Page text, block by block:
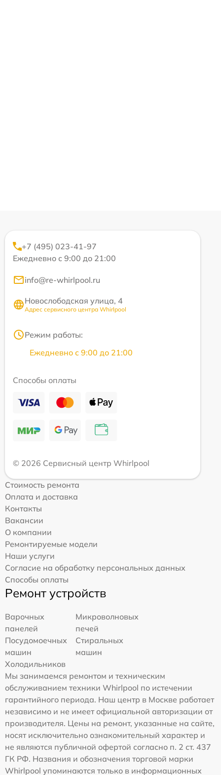
+7 (495) 023-41-97
Ежедневно с 9:00 до 21:00
info@re-whirlpool.ru
Новослободская улица, 4
Адрес сервисного центра Whirlpool
Режим работы:
Ежедневно с 9:00 до 21:00
Способы оплаты
© 2026 Сервисный центр Whirlpool
Стоимость ремонта
Оплата и доставка
Контакты
Вакансии
О компании
Ремонтируемые модели
Наши услуги
Согласие на обработку персональных данных
Способы оплаты
Ремонт устройств
Варочных
панелей
Микроволновых
печей
Посудомоечных
машин
Стиральных
машин
Холодильников
Мы занимаемся ремонтом и техническим
обслуживанием техники Whirlpool по истечении
гарантийного периода. Наш центр в Москве работает
независимо и не имеет официальной авторизации от
производителя. Цены на ремонт, указанные на сайте,
носят исключительно ознакомительный характер и
не являются публичной офертой согласно п. 2 ст. 437
ГК РФ. Названия и обозначения торговой марки
Whirlpool упоминаются только в информационных